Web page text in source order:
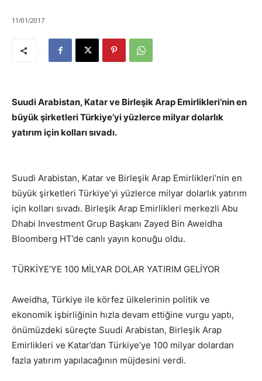
11/01/2017
Suudi Arabistan, Katar ve Birleşik Arap Emirlikleri’nin en
büyük şirketleri Türkiye’yi yüzlerce milyar dolarlık
yatırım için kolları sıvadı.
Suudi Arabistan, Katar ve Birleşik Arap Emirlikleri’nin en
büyük şirketleri Türkiye’yi yüzlerce milyar dolarlık yatırım
için kolları sıvadı. Birleşik Arap Emirlikleri merkezli Abu
Dhabi Investment Grup Başkanı Zayed Bin Aweidha
Bloomberg HT’de canlı yayın konuğu oldu.
TÜRKİYE’YE 100 MİLYAR DOLAR YATIRIM GELİYOR
Aweidha, Türkiye ile körfez ülkelerinin politik ve
ekonomik işbirliğinin hızla devam ettiğine vurgu yaptı,
önümüzdeki süreçte Suudi Arabistan, Birleşik Arap
Emirlikleri ve Katar’dan Türkiye’ye 100 milyar dolardan
fazla yatırım yapılacağının müjdesini verdi.